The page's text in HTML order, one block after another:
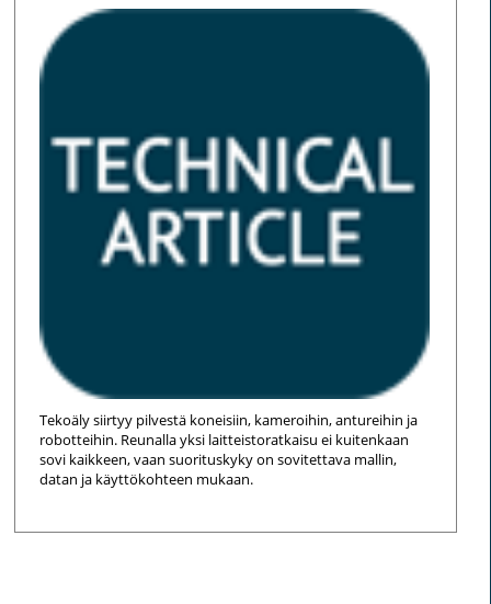
Tekoäly siirtyy pilvestä koneisiin, kameroihin, antureihin ja
robotteihin. Reunalla yksi laitteistoratkaisu ei kuitenkaan
sovi kaikkeen, vaan suorituskyky on sovitettava mallin,
datan ja käyttökohteen mukaan.